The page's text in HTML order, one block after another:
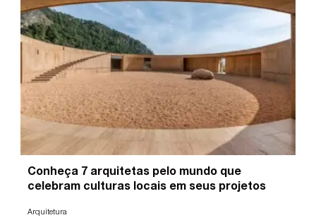
Conheça 7 arquitetas pelo mundo que
celebram culturas locais em seus projetos
Arquitetura